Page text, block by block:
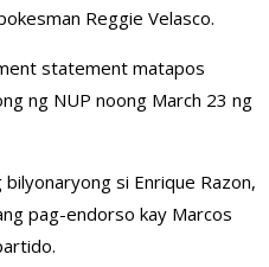
Reggie Velasco.
statement matapos
ng NUP noong March 23 ng
si Enrique Razon,
pag-endorso kay Marcos